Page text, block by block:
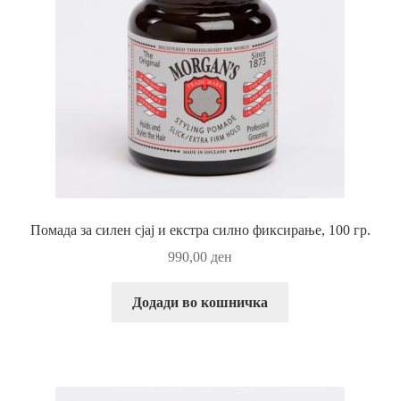
Помада за силен сјај и екстра силно фиксирање, 100 гр.
990,00 ден
Додади во кошничка